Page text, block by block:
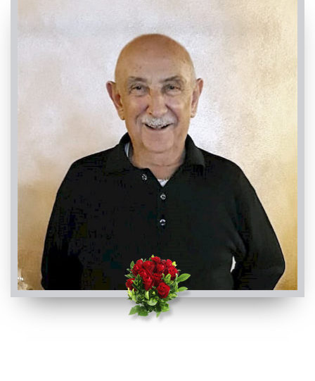
Visibile a tutti gli utenti
INVIA CONDOGLIANZE